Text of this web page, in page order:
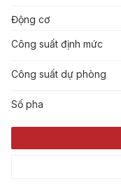
Động cơ
Công suất định mức
Công suất dự phòng
Số pha